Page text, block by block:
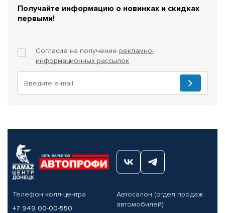
Получайте информацию о новинках и скидках
первыми!
Согласие на получение рекламно-
информационных рассылок
Телефон колл-центра
+7 949 00-00-550
Автосалон (отдел продаж
автомобилей)